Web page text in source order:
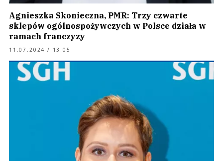
Agnieszka Skonieczna, PMR: Trzy czwarte
sklepów ogólnospożywczych w Polsce działa w
ramach franczyzy
11.07.2024 / 13:05